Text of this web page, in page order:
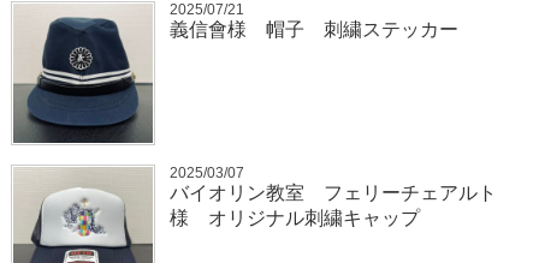
2025/07/21
義信會様 帽子 刺繍ステッカー
2025/03/07
バイオリン教室 フェリーチェアルト
様 オリジナル刺繍キャップ